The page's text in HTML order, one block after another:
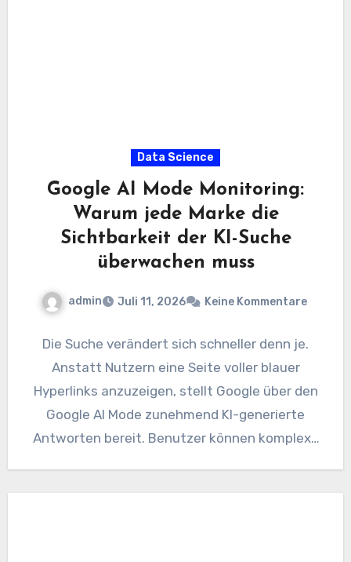
Data Science
Google AI Mode Monitoring:
Warum jede Marke die
Sichtbarkeit der KI-Suche
überwachen muss
admin Juli 11, 2026 Keine Kommentare
Die Suche verändert sich schneller denn je.
Anstatt Nutzern eine Seite voller blauer
Hyperlinks anzuzeigen, stellt Google über den
Google AI Mode zunehmend KI-generierte
Antworten bereit. Benutzer können komplexe